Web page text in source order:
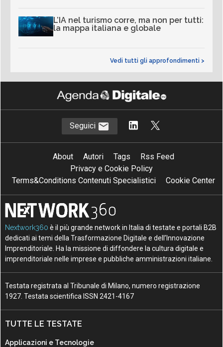
L’IA nel turismo corre, ma non per tutti:
la mappa italiana e globale
Vedi tutti gli approfondimenti >
Seguici
About Autori Tags
Rss Feed
Privacy e Cookie Policy
Terms&Conditions Contenuti Specialistici
Cookie Center
Nextwork360 è il più grande network in Italia di testate e portali B2B
dedicati ai temi della Trasformazione Digitale e dell’Innovazione
Imprenditoriale. Ha la missione di diffondere la cultura digitale e
imprenditoriale nelle imprese e pubbliche amministrazioni italiane.
Testata registrata al Tribunale di Milano, numero registrazione
1927. Testata scientifica ISSN 2421-4167
TUTTE LE TESTATE
Applicazioni e Tecnologie